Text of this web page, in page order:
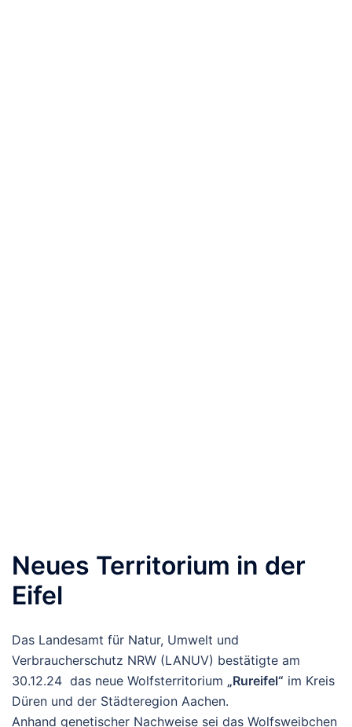
Neues Territorium in der
Eifel
Das Landesamt für Natur, Umwelt und
Verbraucherschutz NRW (LANUV) bestätigte am
30.12.24 das neue Wolfsterritorium „Rureifel“ im Kreis
Düren und der Städteregion Aachen.
Anhand genetischer Nachweise sei das Wolfsweibchen